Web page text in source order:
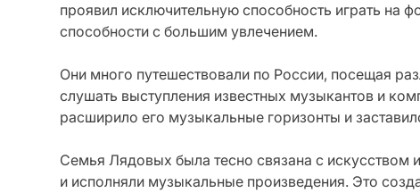
проявил исключительную способность играть на
способности с большим увлечением.
Они много путешествовали по России, посещая
слушать выступления известных музыкантов и
расширило его музыкальные горизонты и
Семья Лядовых была тесно связана с
и исполняли музыкальные произведения. Это